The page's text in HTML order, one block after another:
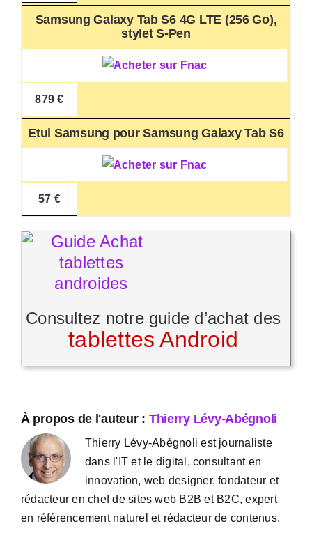
Samsung Galaxy Tab S6 4G LTE (256 Go),
stylet S-Pen
879 €
Etui Samsung pour Samsung Galaxy Tab S6
57 €
Consultez notre guide d’achat des
tablettes Android
À propos de l'auteur : Thierry Lévy-Abégnoli
Thierry Lévy-Abégnoli est journaliste
dans l'IT et le digital, consultant en
innovation, web designer, fondateur et
rédacteur en chef de sites web B2B et B2C, expert
en référencement naturel et rédacteur de contenus.